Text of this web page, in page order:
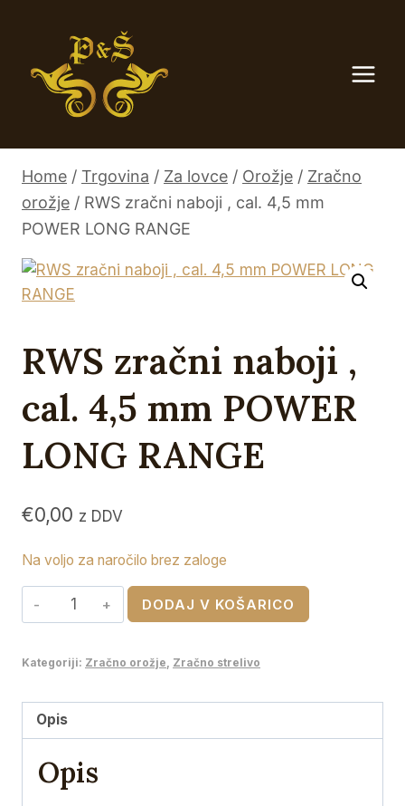
Home / Trgovina / Za lovce / Orožje / Zračno
orožje / RWS zračni naboji , cal. 4,5 mm
POWER LONG RANGE
RWS zračni naboji ,
cal. 4,5 mm POWER
LONG RANGE
€0,00 z DDV
Na voljo za naročilo brez zaloge
RWS
zračni
,
4,5
mm
POWER
LONG
DODAJ V KOŠARICO
Kategoriji: Zračno orožje Zračno strelivo
Opis
Opis